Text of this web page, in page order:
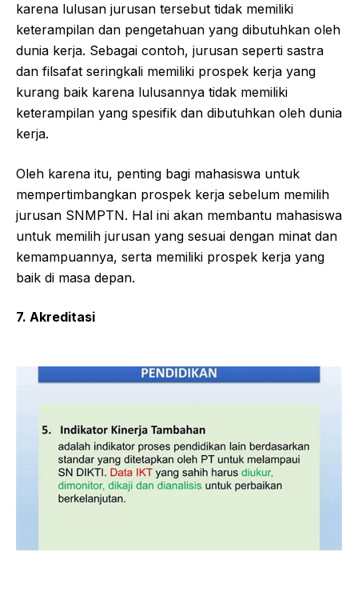
karena lulusan jurusan tersebut tidak memiliki
keterampilan dan pengetahuan yang dibutuhkan oleh
dunia kerja. Sebagai contoh, jurusan seperti sastra
dan filsafat seringkali memiliki prospek kerja yang
kurang baik karena lulusannya tidak memiliki
keterampilan yang spesifik dan dibutuhkan oleh dunia
kerja.
Oleh karena itu, penting bagi mahasiswa untuk
mempertimbangkan prospek kerja sebelum memilih
jurusan SNMPTN. Hal ini akan membantu mahasiswa
untuk memilih jurusan yang sesuai dengan minat dan
kemampuannya, serta memiliki prospek kerja yang
baik di masa depan.
7. Akreditasi